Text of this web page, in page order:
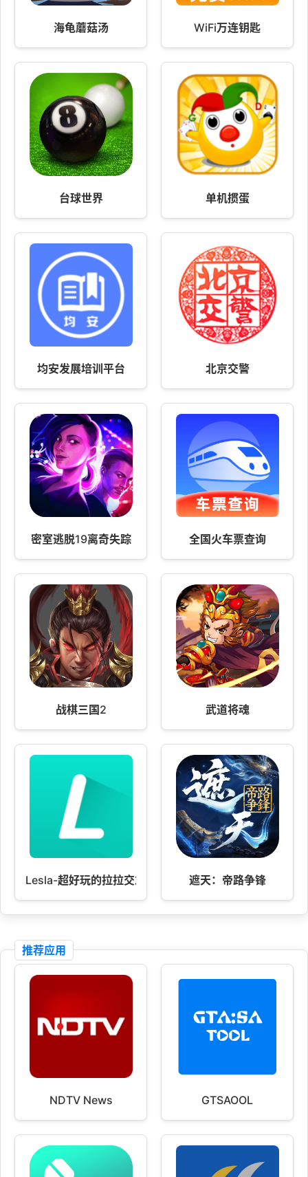
海龟蘑菇汤 WiFi万连钥匙
台球世界 单机掼蛋
均安发展培训平台 北京交警
密室逃脱19离奇失踪 全国火车票查询
战棋三国2 武道将魂
Lesla-超好玩的拉拉交友App 遮天：帝路争锋
推荐应用
NDTV News GTSAOOL